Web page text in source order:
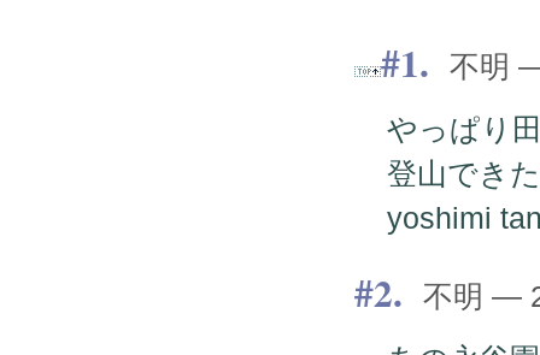
1.
不明
やっぱり
登山でき
yoshimi
2.
不明 —